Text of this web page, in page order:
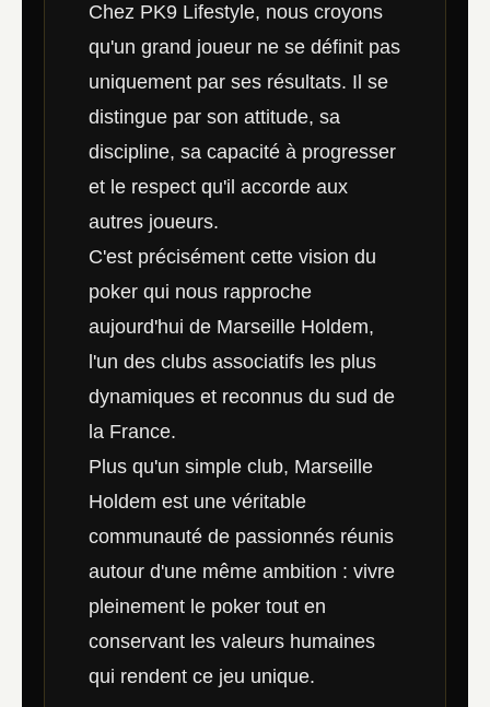
Chez PK9 Lifestyle, nous croyons
qu'un grand joueur ne se définit pas
uniquement par ses résultats. Il se
distingue par son attitude, sa
discipline, sa capacité à progresser
et le respect qu'il accorde aux
autres joueurs.
C'est précisément cette vision du
poker qui nous rapproche
aujourd'hui de Marseille Holdem,
l'un des clubs associatifs les plus
dynamiques et reconnus du sud de
la France.
Plus qu'un simple club, Marseille
Holdem est une véritable
communauté de passionnés réunis
autour d'une même ambition : vivre
pleinement le poker tout en
conservant les valeurs humaines
qui rendent ce jeu unique.